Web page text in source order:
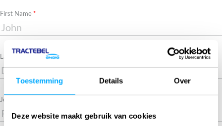
Toestemming Details Over
Deze website maakt gebruik van cookies
First Name Required
Last Name Required
Job title